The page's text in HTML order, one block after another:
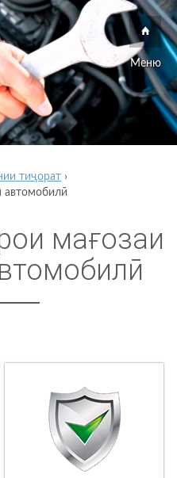
Меню
тиҷорат ›
автомобилӣ
мағозаи